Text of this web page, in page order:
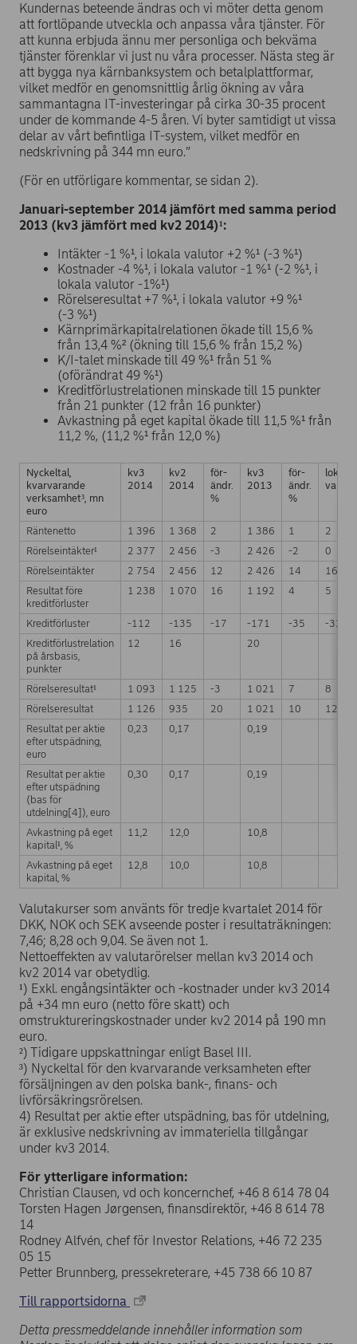
Kundernas beteende ändras och vi möter detta genom
att fortlöpande utveckla och anpassa våra tjänster. För
att kunna erbjuda ännu mer personliga och bekväma
tjänster förenklar vi just nu våra processer. Nästa steg är
att bygga nya kärnbanksystem och betalplattformar,
vilket medför en genomsnittlig årlig ökning av våra
sammantagna IT-investeringar på cirka 30-35 procent
under de kommande 4-5 åren. Vi byter samtidigt ut vissa
delar av vårt befintliga IT-system, vilket medför en
nedskrivning på 344 mn euro.”
(För en utförligare kommentar, se sidan 2).
Januari-september 2014 jämfört med samma period
2013 (kv3 jämfört med kv2 2014)¹:
Intäkter -1 %¹, i lokala valutor +2 %¹ (-3 %¹)
Kostnader -4 %¹, i lokala valutor -1 %¹ (-2 %¹, i
lokala valutor -1%¹)
Rörelseresultat +7 %¹, i lokala valutor +9 %¹
(-3 %¹)
Kärnprimärkapitalrelationen ökade till 15,6 %
från 13,4 %² (ökning till 15,6 % från 15,2 %)
K/I-talet minskade till 49 %¹ från 51 %
(oförändrat 49 %¹)
Kreditförlustrelationen minskade till 15 punkter
från 21 punkter (12 från 16 punkter)
Avkastning på eget kapital ökade till 11,5 %¹ från
11,2 %, (11,2 %¹ från 12,0 %)
Nyckeltal,
kvarvarande
verksamhet³, mn
euro
kv3
2014
kv2
2014
för-
ändr.
%
kv3
2013
för-
ändr.
%
lokal
valuta
Räntenetto 1 396 1 368 2 1 386 1
2
Rörelseintäkter¹
2 377 2 456 -3 2 426 -2
0
Rörelseintäkter
2 754 2 456 12 2 426 14
16
Resultat före
kreditförluster
1 238 1 070 16 1 192 4 5
Kreditförluster -112 -135 -17 -171 -35
-32
Kreditförlustrelation
på årsbasis,
punkter
12 16 20
Rörelseresultat¹ 1 093 1 125 -3 1 021 7
8
Rörelseresultat
1 126 935 20 1 021 10
12
Resultat per aktie
efter utspädning,
euro
0,23 0,17 0,19
Resultat per aktie
efter utspädning
(bas för
utdelning[4]), euro
0,30 0,17 0,19
Avkastning på eget
kapital¹, %
11,2 12,0 10,8
Avkastning på eget
kapital, %
12,8 10,0 10,8
Valutakurser som använts för tredje kvartalet 2014 för
DKK, NOK och SEK avseende poster i resultaträkningen:
7,46; 8,28 och 9,04. Se även not 1.
Nettoeffekten av valutarörelser mellan kv3 2014 och
kv2 2014 var obetydlig.
¹) Exkl. engångsintäkter och -kostnader under kv3 2014
på +34 mn euro (netto före skatt) och
omstruktureringskostnader under kv2 2014 på 190 mn
euro.
²) Tidigare uppskattningar enligt Basel III.
³) Nyckeltal för den kvarvarande verksamheten efter
försäljningen av den polska bank-, finans- och
livförsäkringsrörelsen.
4) Resultat per aktie efter utspädning, bas för utdelning,
är exklusive nedskrivning av immateriella tillgångar
under kv3 2014.
För ytterligare information:
Christian Clausen, vd och koncernchef, +46 8 614 78 04
Torsten Hagen Jørgensen, finansdirektör, +46 8 614 78
14
Rodney Alfvén, chef för Investor Relations, +46 72 235
05 15
Petter Brunnberg, pressekreterare, +45 738 66 10 87
Till rapportsidorna
Detta pressmeddelande innehåller information som